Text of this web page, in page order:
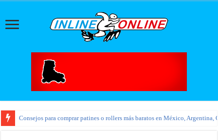
Consejos para comprar patines o rollers más baratos en México, Argentina,